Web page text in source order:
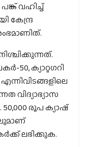
വഹിച്ച്
കേന്ദ്ര
50, ക്യാറ്റഗറി
വിദ്യാഭ്യാസ
രൂപ ക്യാഷ്
ലഭിക്കുക.